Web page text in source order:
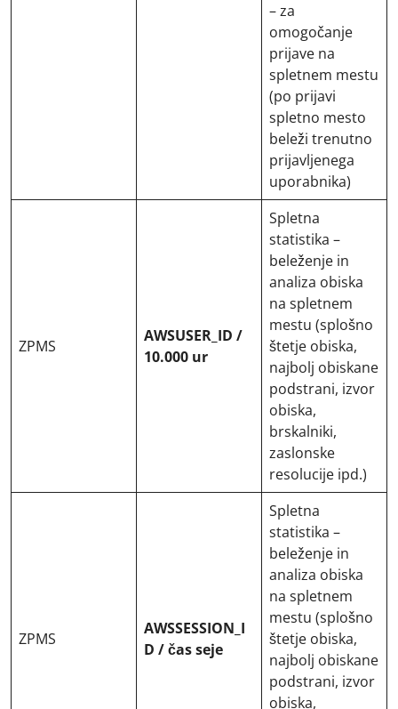
– za
omogočanje
prijave na
spletnem mestu
(po prijavi
spletno mesto
beleži trenutno
prijavljenega
uporabnika)
ZPMS
AWSUSER_ID /
10.000 ur
Spletna
statistika –
beleženje in
analiza obiska
na spletnem
mestu (splošno
štetje obiska,
najbolj obiskane
podstrani, izvor
obiska,
brskalniki,
zaslonske
resolucije ipd.)
ZPMS
AWSSESSION_I
D / čas seje
Spletna
statistika –
beleženje in
analiza obiska
na spletnem
mestu (splošno
štetje obiska,
najbolj obiskane
podstrani, izvor
obiska,